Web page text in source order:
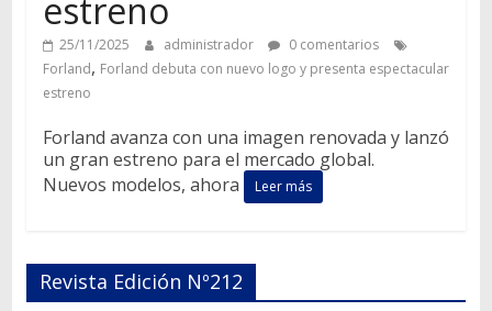
estreno
25/11/2025 administrador
0 comentarios
Forland, Forland debuta con nuevo logo y presenta espectacular
estreno
Forland avanza con una imagen renovada y lanzó
un gran estreno para el mercado global.
Nuevos modelos, ahora
Leer más
Revista Edición Nº212